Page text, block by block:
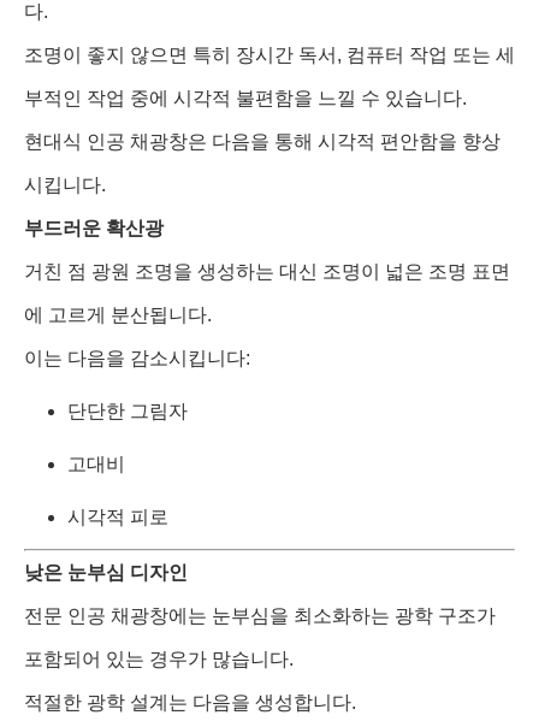
다.
조명이 좋지 않으면 특히 장시간 독서, 컴퓨터 작업 또는 세
부적인 작업 중에 시각적 불편함을 느낄 수 있습니다.
현대식 인공 채광창은 다음을 통해 시각적 편안함을 향상
시킵니다.
부드러운 확산광
거친 점 광원 조명을 생성하는 대신 조명이 넓은 조명 표면
에 고르게 분산됩니다.
이는 다음을 감소시킵니다:
단단한 그림자
고대비
시각적 피로
낮은 눈부심 디자인
전문 인공 채광창에는 눈부심을 최소화하는 광학 구조가
포함되어 있는 경우가 많습니다.
적절한 광학 설계는 다음을 생성합니다.